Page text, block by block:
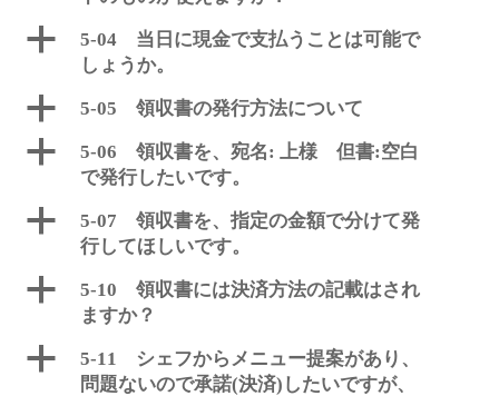
a
5-04 当日に現金で支払うことは可能で
しょうか。
a 5-05 領収書の発行方法について
a
5-06 領収書を、宛名: 上様 但書:空白
で発行したいです。
a
5-07 領収書を、指定の金額で分けて発
行してほしいです。
a
5-10 領収書には決済方法の記載はされ
ますか？
a
5-11 シェフからメニュー提案があり、
問題ないので承諾(決済)したいですが、